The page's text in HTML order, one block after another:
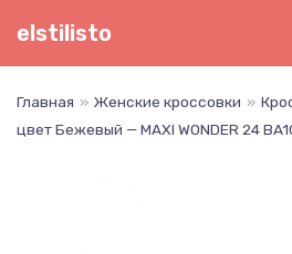
Перейти
elstilisto
Главная » Женские кроссовки »
цвет Бежевый — MAXI WONDER 24